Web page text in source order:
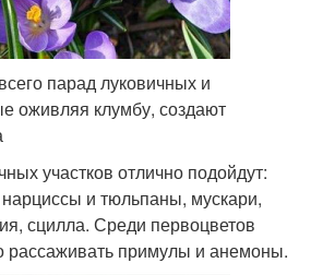
парад луковичных и
оживляя клумбу, создают
участков отлично подойдут:
и тюльпаны, мускари,
сцилла. Среди первоцветов
примулы и анемоны.